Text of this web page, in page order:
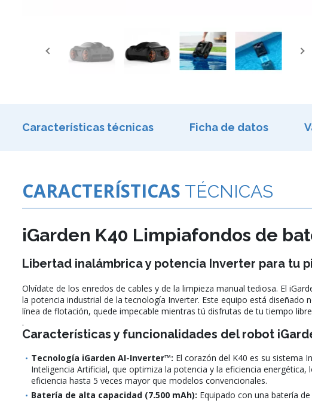
Características técnicas Ficha de datos
CARACTERÍSTICAS TÉCNICAS
iGarden K40 Limpiafondos de
Libertad inalámbrica y potencia Inverter para tu
Olvídate de los enredos de cables y de la limpieza manual tediosa. El
la potencia industrial de la tecnología Inverter. Este equipo está
línea de flotación, quede impecable mientras tú disfrutas de tu tiempo
.
Características y funcionalidades del robot
Tecnología iGarden AI-Inverter™: El corazón del K40 es su sistema
Inteligencia Artificial, que optimiza la potencia y la eficiencia energética,
eficiencia hasta 5 veces mayor que modelos convencionales.
Batería de alta capacidad (7.500 mAh): Equipado con una batería de